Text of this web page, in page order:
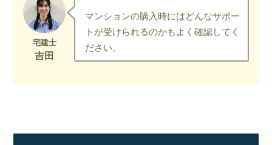
マンションの購入時にはどんなサポー
トが受けられるのかもよく確認してく
ださい。